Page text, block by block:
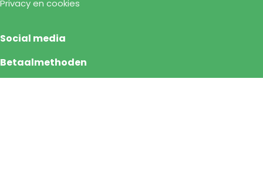
Privacy en cookies
Social media
Betaalmethoden